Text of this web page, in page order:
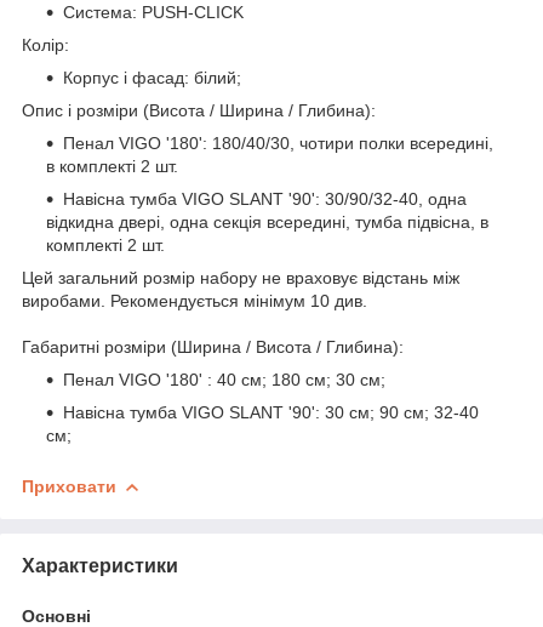
Система: PUSH-CLICK
Колір:
Корпус і фасад: білий;
Опис і розміри (Висота / Ширина / Глибина):
Пенал VIGO '180': 180/40/30, чотири полки всередині,
в комплекті 2 шт.
Навісна тумба VIGO SLANT '90': 30/90/32-40, одна
відкидна двері, одна секція всередині, тумба підвісна, в
комплекті 2 шт.
Цей загальний розмір набору не враховує відстань між
виробами. Рекомендується мінімум 10 див.
Габаритні розміри (Ширина / Висота / Глибина):
Пенал VIGO '180' : 40 см; 180 см; 30 см;
Навісна тумба VIGO SLANT '90': 30 см; 90 см; 32-40
см;
Приховати
Характеристики
Основні